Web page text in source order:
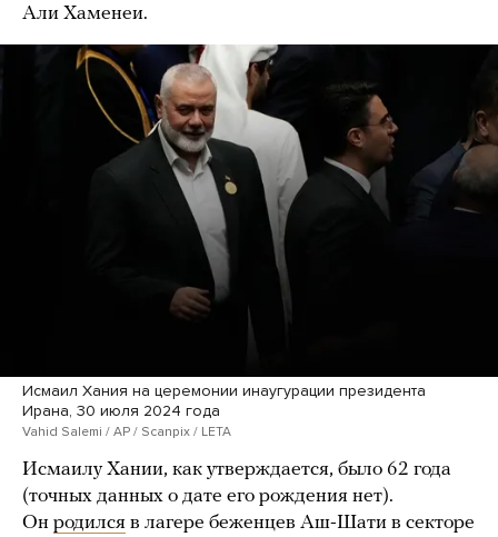
Али Хаменеи.
Исмаил Хания на церемонии инаугурации президента
Ирана, 30 июля 2024 года
Vahid Salemi / AP / Scanpix / LETA
Исмаилу Хании, как утверждается, было 62 года
(точных данных о дате его рождения нет).
Он родился в лагере беженцев Аш-Шати в секторе